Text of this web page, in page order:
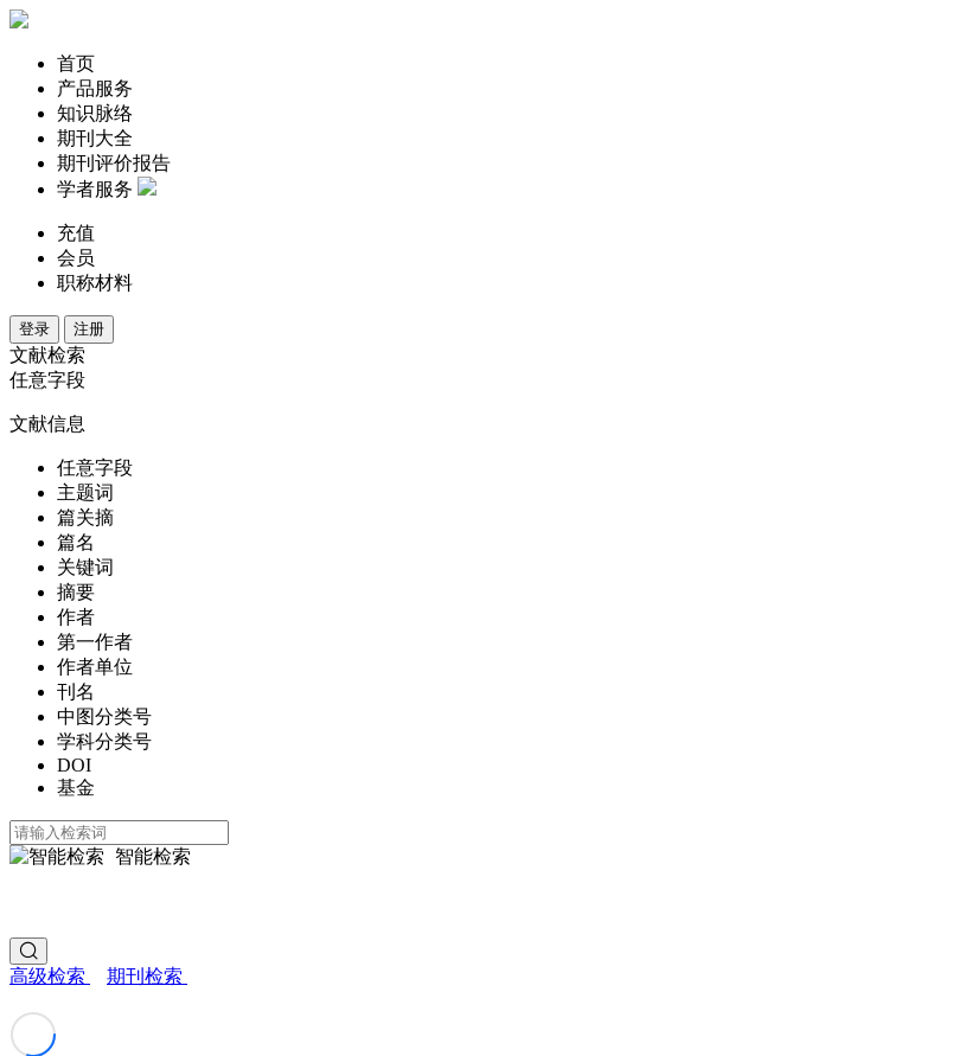
首页
产品服务
知识脉络
期刊大全
期刊评价报告
学者服务
充值
会员
职称材料
登录 注册
文献检索
任意字段
文献信息
任意字段
主题词
篇关摘
篇名
关键词
摘要
作者
第一作者
作者单位
刊名
中图分类号
学科分类号
DOI
基金
智能检索
高级检索 期刊检索